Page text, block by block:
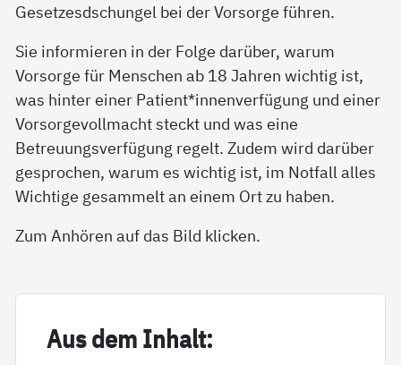
Gesetzesdschungel bei der Vorsorge führen.
Sie informieren in der Folge darüber, warum
Vorsorge für Menschen ab 18 Jahren wichtig ist,
was hinter einer Patient*innenverfügung und einer
Vorsorgevollmacht steckt und was eine
Betreuungsverfügung regelt. Zudem wird darüber
gesprochen, warum es wichtig ist, im Notfall alles
Wichtige gesammelt an einem Ort zu haben.
Zum Anhören auf das Bild klicken.
Aus dem In­halt: